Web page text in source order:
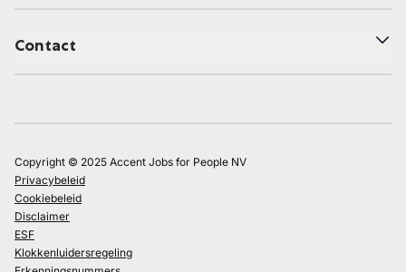
Contact
Copyright © 2025 Accent Jobs for People NV
Privacybeleid
Cookiebeleid
Disclaimer
ESF
Klokkenluidersregeling